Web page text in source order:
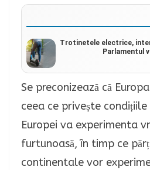
Trotinetele electrice,
Parlamentul
Se preconizează că
ceea ce privește
Europei va experimenta
furtunoasă, în timp ce
continentale vor